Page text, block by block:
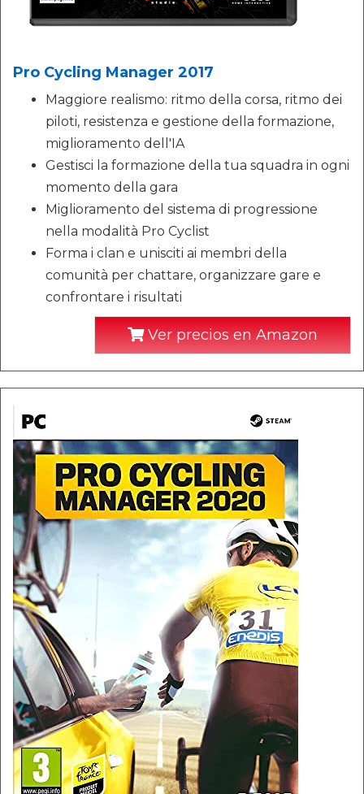
Pro Cycling Manager 2017
Maggiore realismo: ritmo della corsa, ritmo dei
piloti, resistenza e gestione della formazione,
miglioramento dell'IA
Gestisci la formazione della tua squadra in ogni
momento della gara
Miglioramento del sistema di progressione
nella modalità Pro Cyclist
Forma i clan e unisciti ai membri della
comunità per chattare, organizzare gare e
confrontare i risultati
Ver precios en Amazon